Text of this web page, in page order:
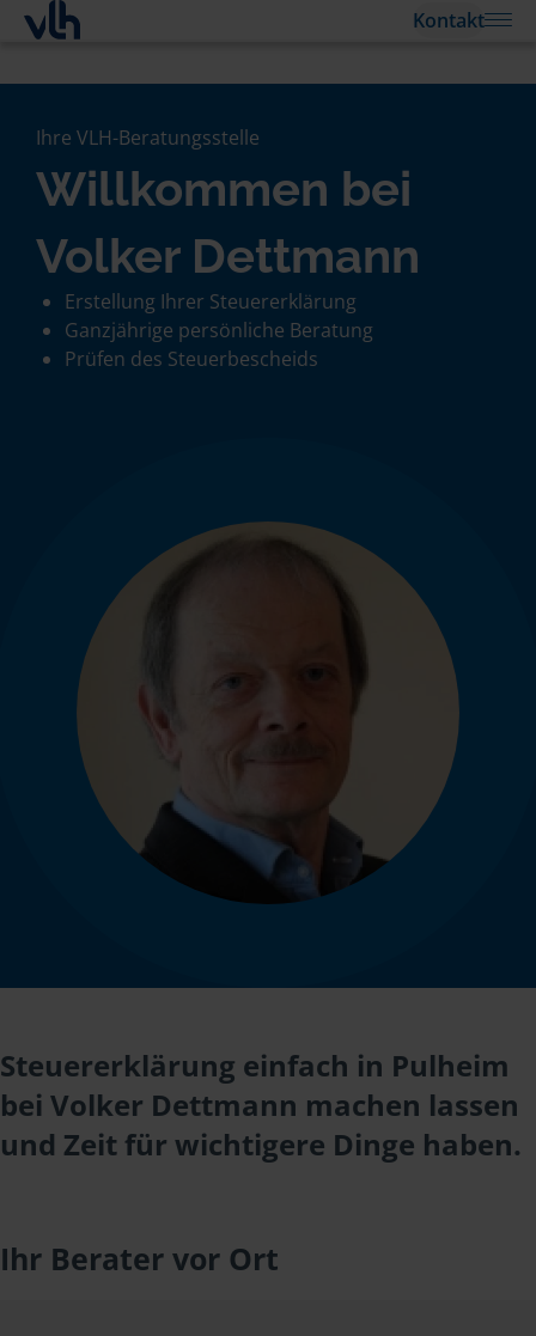
Kontakt
Ihre VLH-Beratungsstelle
Willkommen bei
Volker Dettmann
Erstellung Ihrer Steuererklärung
Ganzjährige persönliche Beratung
Prüfen des Steuerbescheids
Steuererklärung einfach in Pulheim
bei Volker Dettmann machen lassen
und Zeit für wichtigere Dinge haben.
Ihr Berater vor Ort